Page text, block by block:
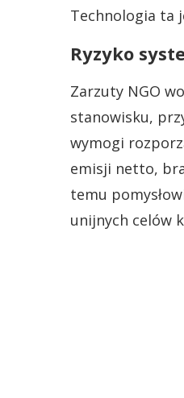
Technologia ta
Ryzyko
Zarzuty NGO
stanowisku,
wymogi
emisji netto,
temu
unijnych celów